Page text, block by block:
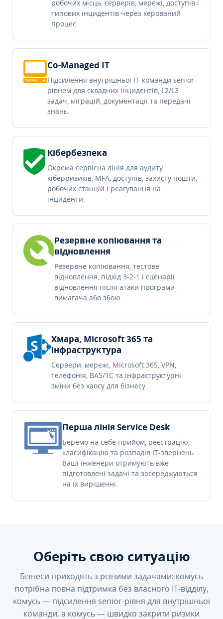
робочих місць, серверів, мережі, доступів і
типових інцидентів через керований
процес.
Co-Managed IT
Підсилення внутрішньої IT-команди senior-
рівнем для складних інцидентів, L2/L3
задач, міграцій, документації та передачі
знань.
Кібербезпека
Окрема сервісна лінія для аудиту
кіберризиків, MFA, доступів, захисту пошти,
робочих станцій і реагування на
інциденти.
Резервне копіювання та
відновлення
Резервне копіювання, тестове
відновлення, підхід 3-2-1 і сценарії
відновлення після атаки програми-
вимагача або збою.
Хмара, Microsoft 365 та
інфраструктура
Сервери, мережі, Microsoft 365, VPN,
телефонія, BAS/1C та інфраструктурні
зміни без хаосу для бізнесу.
Перша лінія Service Desk
Беремо на себе прийом, реєстрацію,
класифікацію та розподіл IT-звернень.
Ваші інженери отримують вже
підготовлені задачі та зосереджуються
на їх вирішенні.
Оберіть свою ситуацію
Бізнеси приходять з різними задачами: комусь
потрібна повна підтримка без власного IT-відділу,
комусь — підсилення senior-рівня для внутрішньої
команди, а комусь — швидко закрити ризики